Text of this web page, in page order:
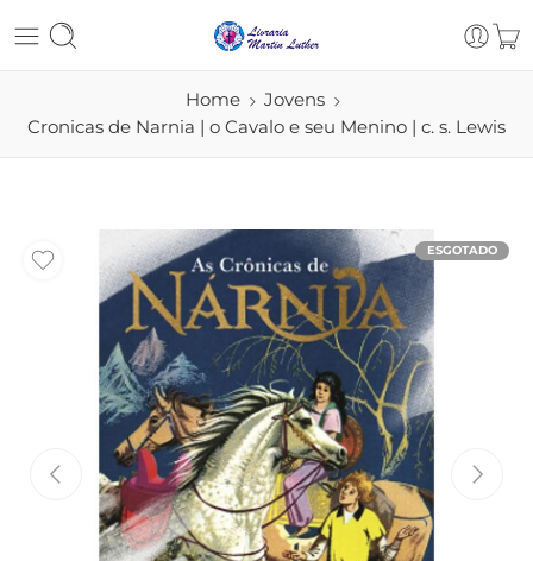
Home
Jovens
Cronicas de Narnia | o Cavalo e seu Menino | c. s. Lewis
ESGOTADO